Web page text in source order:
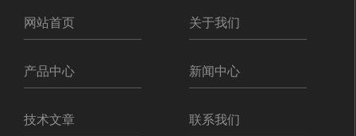
网站首页 关于我们
产品中心 新闻中心
技术文章 联系我们